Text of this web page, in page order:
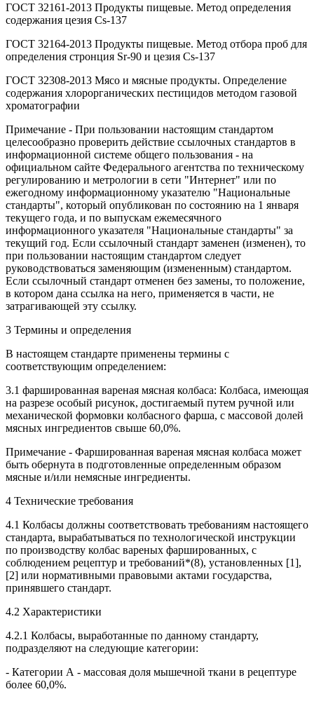
ГОСТ 32161-2013 Продукты пищевые. Метод определения
содержания цезия Cs-137
ГОСТ 32164-2013 Продукты пищевые. Метод отбора проб для
определения стронция Sr-90 и цезия Cs-137
ГОСТ 32308-2013 Мясо и мясные продукты. Определение
содержания хлорорганических пестицидов методом газовой
хроматографии
Примечание - При пользовании настоящим стандартом
целесообразно проверить действие ссылочных стандартов в
информационной системе общего пользования - на
официальном сайте Федерального агентства по техническому
регулированию и метрологии в сети "Интернет" или по
ежегодному информационному указателю "Национальные
стандарты", который опубликован по состоянию на 1 января
текущего года, и по выпускам ежемесячного
информационного указателя "Национальные стандарты" за
текущий год. Если ссылочный стандарт заменен (изменен), то
при пользовании настоящим стандартом следует
руководствоваться заменяющим (измененным) стандартом.
Если ссылочный стандарт отменен без замены, то положение,
в котором дана ссылка на него, применяется в части, не
затрагивающей эту ссылку.
3 Термины и определения
В настоящем стандарте применены термины с
соответствующим определением:
3.1 фаршированная вареная мясная колбаса: Колбаса, имеющая
на разрезе особый рисунок, достигаемый путем ручной или
механической формовки колбасного фарша, с массовой долей
мясных ингредиентов свыше 60,0%.
Примечание - Фаршированная вареная мясная колбаса может
быть обернута в подготовленные определенным образом
мясные и/или немясные ингредиенты.
4 Технические требования
4.1 Колбасы должны соответствовать требованиям настоящего
стандарта, вырабатываться по технологической инструкции
по производству колбас вареных фаршированных, с
соблюдением рецептур и требований*(8), установленных [1],
[2] или нормативными правовыми актами государства,
принявшего стандарт.
4.2 Характеристики
4.2.1 Колбасы, выработанные по данному стандарту,
подразделяют на следующие категории:
- Категории А - массовая доля мышечной ткани в рецептуре
более 60,0%.